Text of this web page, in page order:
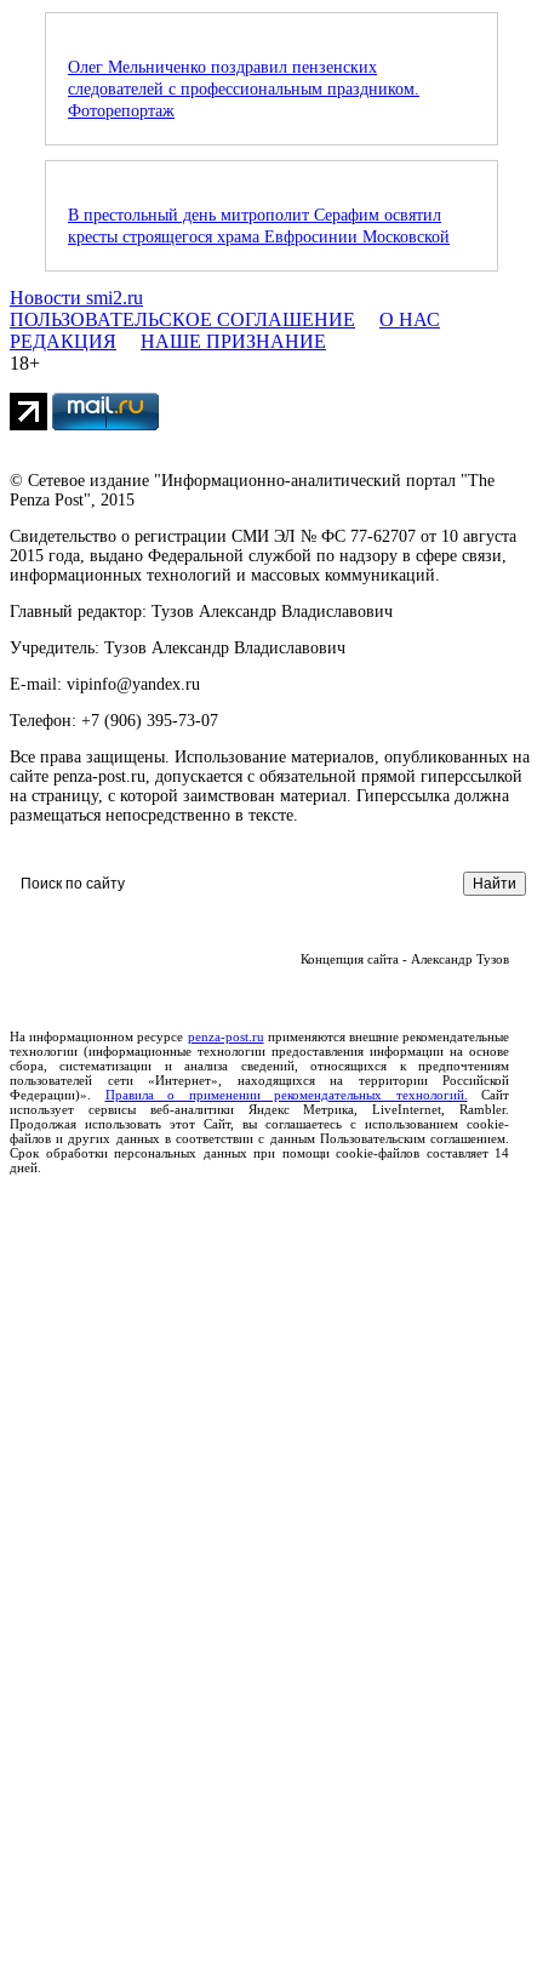
Олег Мельниченко поздравил пензенских
следователей с профессиональным праздником.
Фоторепортаж
В престольный день митрополит Серафим освятил
кресты строящегося храма Евфросинии Московской
Новости smi2.ru
ПОЛЬЗОВАТЕЛЬСКОЕ СОГЛАШЕНИЕ
О НАС
РЕДАКЦИЯ
НАШЕ ПРИЗНАНИЕ
18+
© Сетевое издание "Информационно-аналитический портал "The
Penza Post", 2015
Свидетельство о регистрации СМИ ЭЛ № ФС 77-62707 от 10 августа
2015 года, выдано Федеральной службой по надзору в сфере связи,
информационных технологий и массовых коммуникаций.
Главный редактор: Тузов Александр Владиславович
Учредитель: Тузов Александр Владиславович
E-mail: vipinfo@yandex.ru
Телефон: +7 (906) 395-73-07
Все права защищены. Использование материалов, опубликованных на
сайте penza-post.ru, допускается с обязательной прямой гиперссылкой
на страницу, с которой заимствован материал. Гиперссылка должна
размещаться непосредственно в тексте.
Концепция сайта - Александр Тузов
На информационном ресурсе penza-post.ru применяются внешние рекомендательные
технологии (информационные технологии предоставления информации на основе
сбора, систематизации и анализа сведений, относящихся к предпочтениям
пользователей сети «Интернет», находящихся на территории Российской
Федерации)». Правила о применении рекомендательных технологий.
Сайт
использует сервисы веб-аналитики Яндекс Метрика, LiveInternet, Rambler.
Продолжая использовать этот Сайт, вы соглашаетесь с использованием cookie-
файлов и других данных в соответствии с данным Пользовательским соглашением.
Срок обработки персональных данных при помощи cookie-файлов составляет 14
дней.